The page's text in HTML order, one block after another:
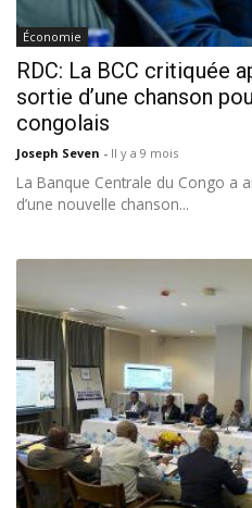
Économie
RDC: La BCC critiquée
sortie d’une chanson
congolais
Joseph Seven - Il y a 9 mois
La Banque Centrale du Congo a
d’une nouvelle chanson...